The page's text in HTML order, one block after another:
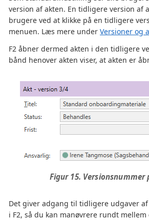
version af akten. En tidligere version af
brugere ved at klikke på en tidligere
menuen. Læs mere under Versioner og
F2 åbner dermed akten i den tidligere
bånd henover akten viser, at akten er
Figur 15. Versionsnummer
Det giver adgang til tidligere udgaver
i F2, så du kan manøvrere rundt